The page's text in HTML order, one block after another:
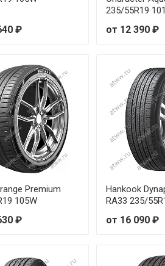
₽
235/55R19
от 12 390 ₽
Premium
105W
₽
Hankook
RA33 235/
от 16 090 ₽